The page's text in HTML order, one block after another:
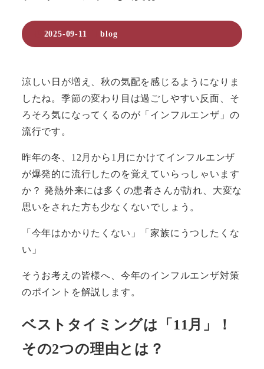
2025-09-11 カテゴリー
blog
涼しい日が増え、秋の気配を感じるようになりま
したね。季節の変わり目は過ごしやすい反面、そ
ろそろ気になってくるのが「インフルエンザ」の
流行です。
昨年の冬、12月から1月にかけてインフルエンザ
が爆発的に流行したのを覚えていらっしゃいます
か？ 発熱外来には多くの患者さんが訪れ、大変な
思いをされた方も少なくないでしょう。
「今年はかかりたくない」「家族にうつしたくな
い」
そうお考えの皆様へ、今年のインフルエンザ対策
のポイントを解説します。
ベストタイミングは「11月」！
その2つの理由とは？